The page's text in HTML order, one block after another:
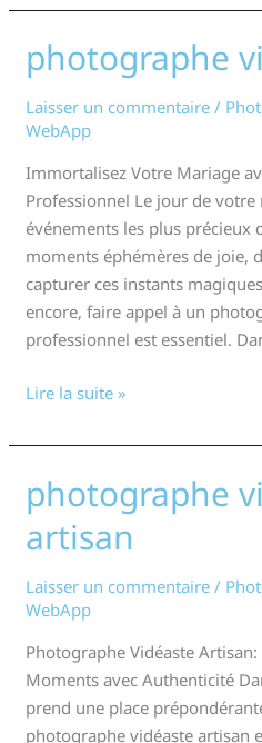
photographe
Laisser un commentaire /
WebApp
Immortalisez Votre Mariage
Professionnel Le jour de votre
événements les plus précieux
moments éphémères de joie,
capturer ces instants
encore, faire appel à un
professionnel est essentiel.
photographe
video
mariage
Lire la suite »
photographe
artisan
Laisser un commentaire /
WebApp
Photographe Vidéaste
Moments avec Authenticité
prend une place
photographe vidéaste artisan
photographe
vidéaste
artisan